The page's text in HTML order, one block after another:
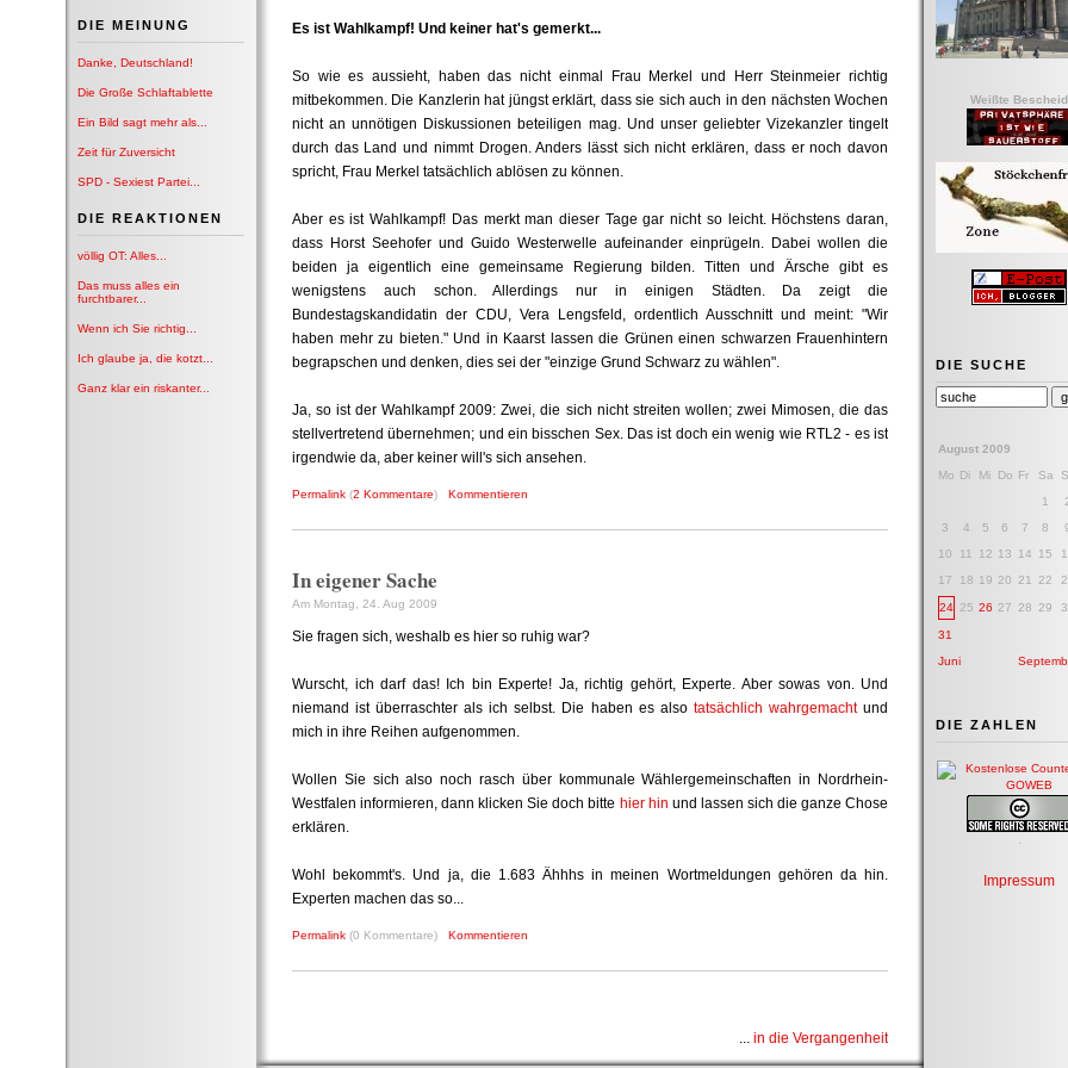
DIE MEINUNG
Danke, Deutschland!
Die Große Schlaftablette
Ein Bild sagt mehr als...
Zeit für Zuversicht
SPD - Sexiest Partei...
DIE REAKTIONEN
völlig OT: Alles...
Das muss alles ein
furchtbarer...
Wenn ich Sie richtig...
Ich glaube ja, die kotzt...
Ganz klar ein riskanter...
Es ist Wahlkampf! Und keiner hat's gemerkt...
So wie es aussieht, haben das nicht einmal Frau Merkel und Herr Steinmeier richtig
mitbekommen. Die Kanzlerin hat jüngst erklärt, dass sie sich auch in den nächsten Wochen
nicht an unnötigen Diskussionen beteiligen mag. Und unser geliebter Vizekanzler tingelt
durch das Land und nimmt Drogen. Anders lässt sich nicht erklären, dass er noch davon
spricht, Frau Merkel tatsächlich ablösen zu können.
Aber es ist Wahlkampf! Das merkt man dieser Tage gar nicht so leicht. Höchstens daran,
dass Horst Seehofer und Guido Westerwelle aufeinander einprügeln. Dabei wollen die
beiden ja eigentlich eine gemeinsame Regierung bilden. Titten und Ärsche gibt es
wenigstens auch schon. Allerdings nur in einigen Städten. Da zeigt die
Bundestagskandidatin der CDU, Vera Lengsfeld, ordentlich Ausschnitt und meint: "Wir
haben mehr zu bieten." Und in Kaarst lassen die Grünen einen schwarzen Frauenhintern
begrapschen und denken, dies sei der "einzige Grund Schwarz zu wählen".
Ja, so ist der Wahlkampf 2009: Zwei, die sich nicht streiten wollen; zwei Mimosen, die das
stellvertretend übernehmen; und ein bisschen Sex. Das ist doch ein wenig wie RTL2 - es ist
irgendwie da, aber keiner will's sich ansehen.
Permalink (2 Kommentare) Kommentieren
In eigener Sache
Am Montag, 24. Aug 2009
Sie fragen sich, weshalb es hier so ruhig war?
Wurscht, ich darf das! Ich bin Experte! Ja, richtig gehört, Experte. Aber sowas von. Und
niemand ist überraschter als ich selbst. Die haben es also tatsächlich wahrgemachtund
mich in ihre Reihen aufgenommen.
Wollen Sie sich also noch rasch über kommunale Wählergemeinschaften in Nordrhein-
Westfalen informieren, dann klicken Sie doch bitte hier hin und lassen sich die ganze Chose
erklären.
Wohl bekommt's. Und ja, die 1.683 Ähhhs in meinen Wortmeldungen gehören da hin.
Experten machen das so...
Permalink (0 Kommentare) Kommentieren
... in die Vergangenheit
Weißte Bescheid
DIE SUCHE
August 2009
Mo Di Mi Do Fr Sa
1
3
4 5 6 7 8
10
11 12 13 14 15
17
18 19 20 21 22
24 25 26 27 28 29
31
Juni
DIE ZAHLEN
Impressum